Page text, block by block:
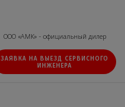
ООО «АМК» - официальный дилер
ЗАЯВКА НА ВЫЕЗД СЕРВИСНОГО
ИНЖЕНЕРА